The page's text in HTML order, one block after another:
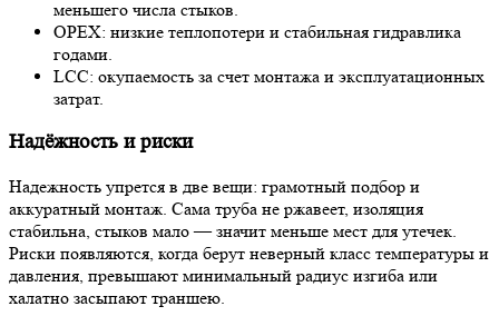
меньшего числа стыков.
OPEX: низкие теплопотери и стабильная гидравлика
годами.
LCC: окупаемость за счет монтажа и эксплуатационных
затрат.
Надёжность и риски
Надежность упрется в две вещи: грамотный подбор и
аккуратный монтаж. Сама труба не ржавеет, изоляция
стабильна, стыков мало — значит меньше мест для утечек.
Риски появляются, когда берут неверный класс температуры и
давления, превышают минимальный радиус изгиба или
халатно засыпают траншею.